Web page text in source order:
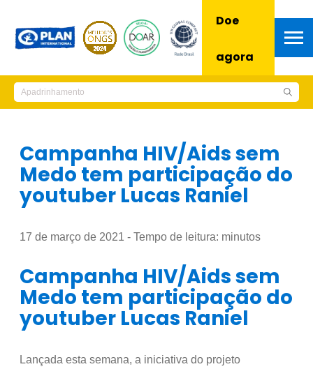
Doe
agora
Campanha HIV/Aids sem
Medo tem participação do
youtuber Lucas Raniel
17 de março de 2021 - Tempo de leitura: minutos
Campanha HIV/Aids sem
Medo tem participação do
youtuber Lucas Raniel
Lançada esta semana, a iniciativa do projeto